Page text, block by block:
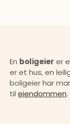
En boligeier er
er et hus, en
boligeier har
til eiendommen.